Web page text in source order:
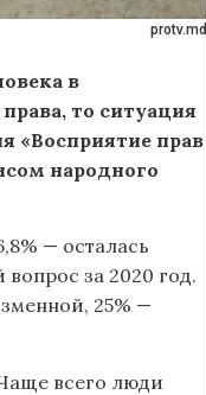
protv.md
в
то ситуация
«Восприятие прав
народного
— осталась
за 2020 год.
25% —
всего люди